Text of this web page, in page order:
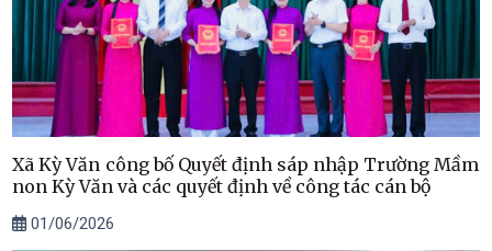
Xã Kỳ Văn công bố Quyết định sáp nhập Trường Mầm
non Kỳ Văn và các quyết định về công tác cán bộ
01/06/2026